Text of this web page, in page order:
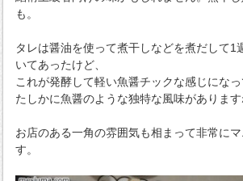
も。
タレは醤油を使って煮干しなどを煮だして1
いてあったけど、
これが発酵して軽い魚醤チックな感じになっ
たしかに魚醤のような独特な風味があります
お店のある一角の雰囲気も相まって非常に
す。